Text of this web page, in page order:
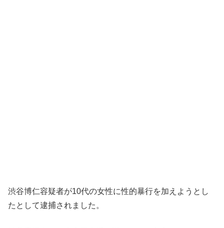
渋谷博仁容疑者が10代の女性に性的暴行を加えようとし
たとして逮捕されました。